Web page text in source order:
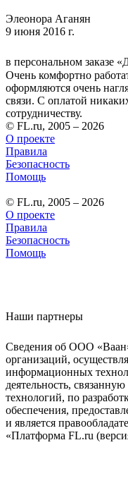
Элеонора Аганян
9 июня 2016 г.
в персональном заказе
Очень комфортно
оформляются очень
связи. С оплатой
сотрудничеству.
© FL.ru, 2005 – 2026
О проекте
Правила
Безопасность
Помощь
© FL.ru, 2005 – 2026
О проекте
Правила
Безопасность
Помощь
Наши партнеры
Сведения об ООО
организаций,
информационных
деятельность,
технологий, по
обеспечения,
и является
«Платформа FL.ru